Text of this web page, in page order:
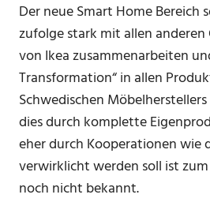
Der neue Smart Home Bereich
zufolge stark mit allen anderen
von Ikea zusammenarbeiten
Transformation“ in allen
Schwedischen
dies durch komplette
eher durch Kooperationen wie
verwirklicht werden soll ist
noch nicht bekannt.